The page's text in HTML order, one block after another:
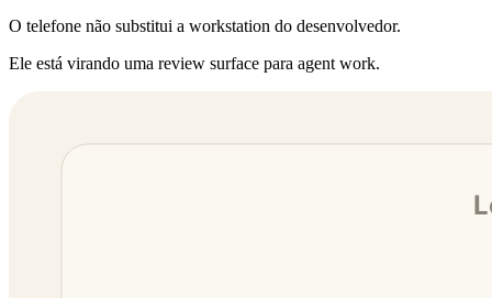
O telefone não substitui a workstation do desenvolvedor.
Ele está virando uma review surface para agent work.